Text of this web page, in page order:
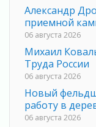
Александр
приемной
06 августа 2026
Михаил
Труда России
06 августа 2026
Новый
работу в
06 августа 2026